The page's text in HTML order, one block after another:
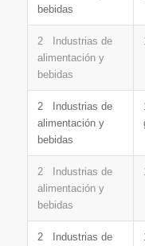
bebidas
2 Industrias de
alimentación y
bebidas
2 Industrias de
alimentación y
bebidas
2 Industrias de
alimentación y
bebidas
2 Industrias de